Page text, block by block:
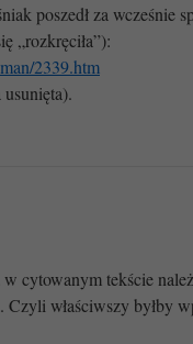
poszedł za wcześnie
„rozkręciła”):
2339.htm
usunięta).
cytowanym tekście
właściwszy byłby